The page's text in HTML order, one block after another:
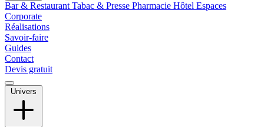
Bar & Restaurant Tabac & Presse Pharmacie Hôtel Espaces
Corporate
Réalisations
Savoir-faire
Guides
Contact
Devis gratuit
Univers